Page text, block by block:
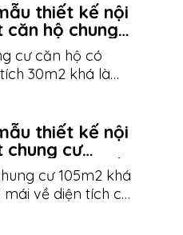
thiết kế nội
căn hộ chung
tối giản
đại
cư căn hộ có
30m2 khá là
thì căn phòng
sẽ cảm giác
Sau đây là bài
sẻ một số mẫu
nội thất chung
thiết kế nội
chung cư
đẹp hút mắt
cư 105m2 khá
mái về diện tích có